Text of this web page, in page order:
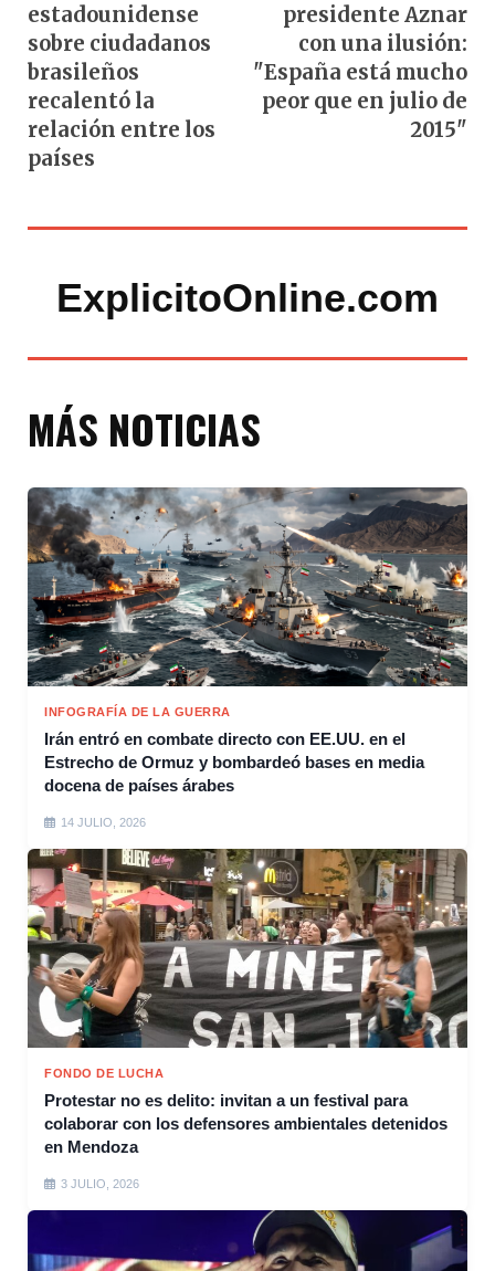
estadounidense
sobre ciudadanos
brasileños
recalentó la
relación entre los
países
presidente Aznar
con una ilusión:
"España está mucho
peor que en julio de
2015"
ExplicitoOnline.com
MÁS NOTICIAS
INFOGRAFÍA DE LA GUERRA
Irán entró en combate directo con EE.UU. en el
Estrecho de Ormuz y bombardeó bases en media
docena de países árabes
14 JULIO, 2026
FONDO DE LUCHA
Protestar no es delito: invitan a un festival para
colaborar con los defensores ambientales detenidos
en Mendoza
3 JULIO, 2026